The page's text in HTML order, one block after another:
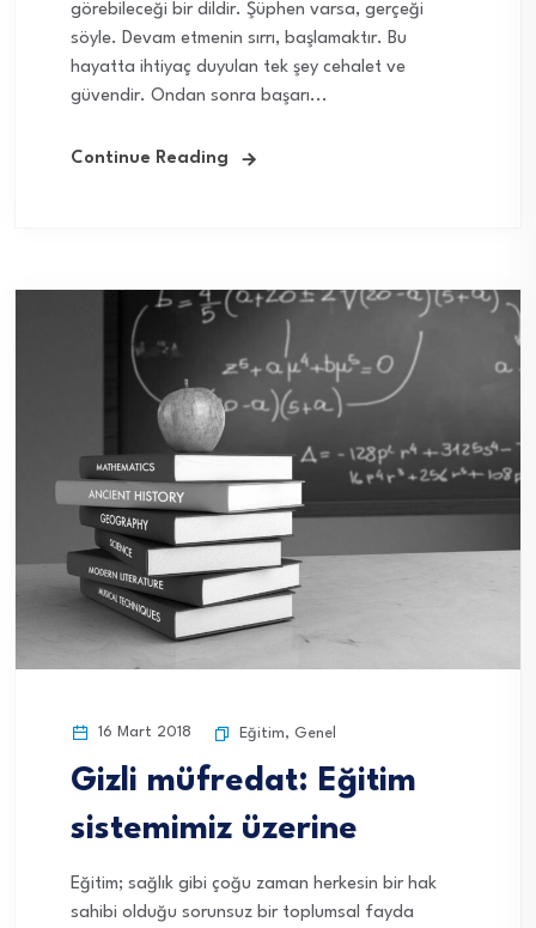
görebileceği bir dildir. Şüphen varsa, gerçeği
söyle. Devam etmenin sırrı, başlamaktır. Bu
hayatta ihtiyaç duyulan tek şey cehalet ve
güvendir. Ondan sonra başarı...
Continue Reading
16 Mart 2018 Eğitim, Genel
Gizli müfredat: Eğitim
sistemimiz üzerine
Eğitim; sağlık gibi çoğu zaman herkesin bir hak
sahibi olduğu sorunsuz bir toplumsal fayda